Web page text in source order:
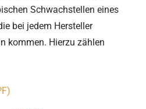
Schwachstellen eines
bei jedem Hersteller
kommen. Hierzu zählen